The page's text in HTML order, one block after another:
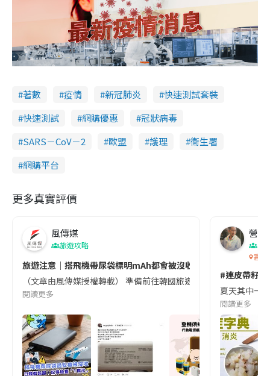
著數 疫情 新冠肺炎
快速測試套裝
快速測試
網購優惠
冠狀病毒
SARS－CoV－2
歐盟 護理
衞生署
網購平台
更多真實評價
風傳媒
旅遊攻略
旅遊注意｜搭飛機帶尿袋標明mAh都會被沒收😱出發前切記檢查
（文章由風傳媒授權轉載） 準備前往韓國旅遊的民眾，近期要
閱讀更多
營養
香港
#連皮帶籽
夏天其中一
閱讀更多